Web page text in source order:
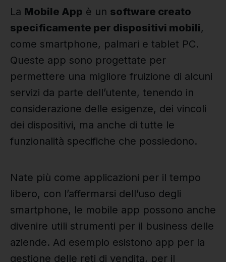
La Mobile App è un software creato
specificamente per dispositivi mobili,
come smartphone, palmari e tablet PC.
Queste app sono progettate per
permettere una migliore fruizione di alcuni
servizi da parte dell’utente, tenendo in
considerazione delle esigenze, dei vincoli
dei dispositivi, ma anche di tutte le
funzionalità specifiche che possiedono.
Nate più come applicazioni per il tempo
libero, con l’affermarsi dell’uso degli
smartphone, le mobile app possono anche
divenire utili strumenti per il business delle
aziende. Ad esempio esistono app per la
gestione delle reti di vendita, per il